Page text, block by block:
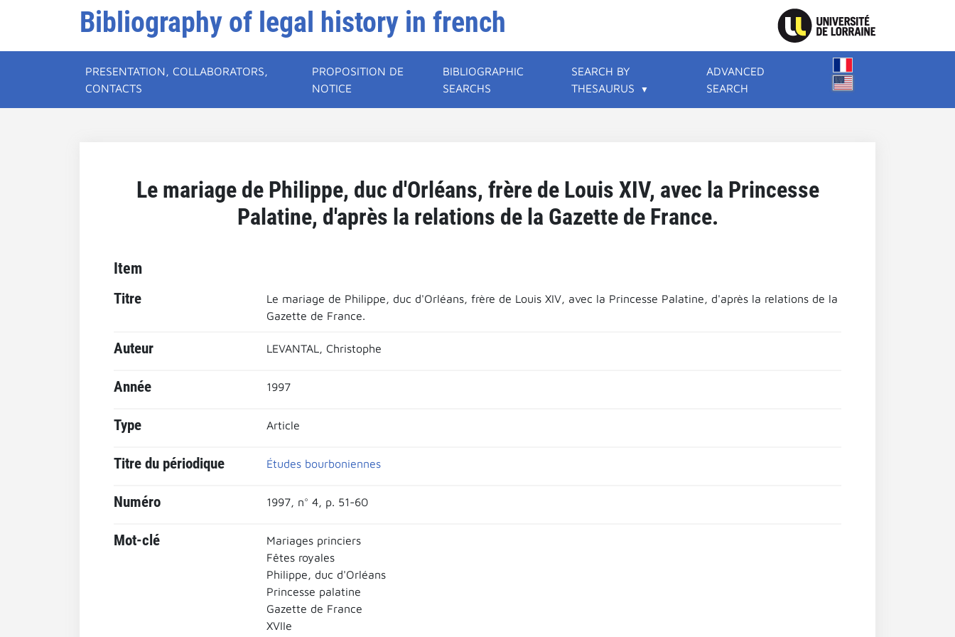
Bibliography of legal history in french
PRESENTATION, COLLABORATORS,
CONTACTS
PROPOSITION DE
NOTICE
BIBLIOGRAPHIC
SEARCHS
SEARCH BY
THESAURUS
ADVANCED
SEARCH
Le mariage de Philippe, duc d'Orléans, frère de Louis XIV, avec la Princesse
Palatine, d'après la relations de la Gazette de France.
Item
Titre
Le mariage de Philippe, duc d'Orléans, frère de Louis XIV, avec la Princesse Palatine, d'après la relations de la
Gazette de France.
Auteur LEVANTAL, Christophe
Année 1997
Type Article
Titre du périodique Études bourboniennes
Numéro 1997, n° 4, p. 51-60
Mot-clé
Mariages princiers
Fêtes royales
Philippe, duc d'Orléans
Princesse palatine
Gazette de France
XVIIe